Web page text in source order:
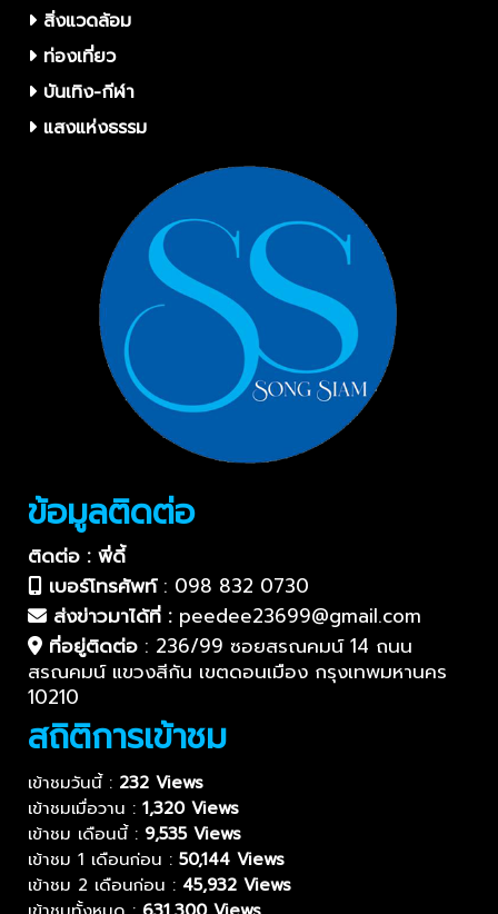
สิ่งแวดล้อม
ท่องเที่ยว
บันเทิง-กีฬา
แสงแห่งธรรม
ข้อมูลติดต่อ
ติดต่อ : พี่ดี้
เบอร์โทรศัพท์: 098 832 0730
ส่งข่าวมาได้ที่ : peedee23699@gmail.com
ที่อยู่ติดต่อ : 236/99 ซอยสรณคมน์ 14 ถนน
สรณคมน์ แขวงสีกัน เขตดอนเมือง กรุงเทพมหานคร
10210
สถิติการเข้าชม
เข้าชมวันนี้ : 232 Views
เข้าชมเมื่อวาน : 1,320 Views
เข้าชม เดือนนี้ : 9,535 Views
เข้าชม 1 เดือนก่อน : 50,144 Views
เข้าชม 2 เดือนก่อน : 45,932 Views